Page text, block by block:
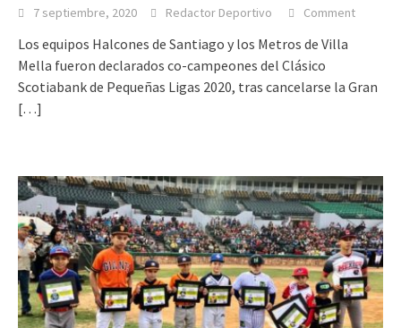
7 septiembre, 2020 Redactor Deportivo Comment
Los equipos Halcones de Santiago y los Metros de Villa
Mella fueron declarados co-campeones del Clásico
Scotiabank de Pequeñas Ligas 2020, tras cancelarse la Gran
[…]